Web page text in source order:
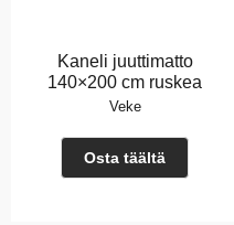
Kaneli juuttimatto
140×200 cm ruskea
Veke
Osta täältä